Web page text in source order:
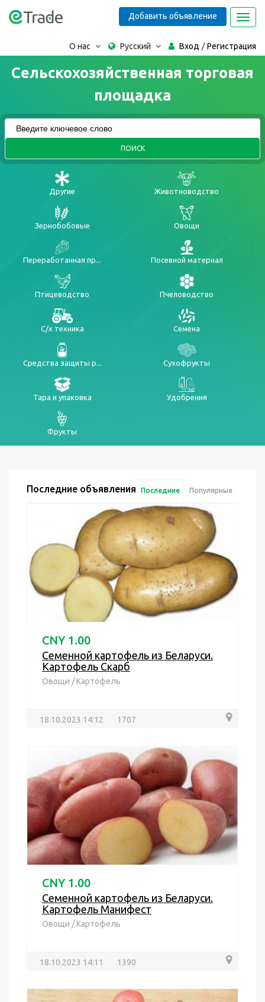
О нас
Русский Вход Регистрация
Добавить объявление
Сельскохозяйственная торговая
площадка
ПОИСК
Другие Животноводство
Зернобобовые Овощи
Переработанная пр... Посевной материал
Птицеводство Пчеловодство
С/х техника Семена
Средства защиты р... Сухофрукты
Тара и упаковка Удобрения
Фрукты
Последние объявления Последние Популярные
CNY 1.00
Семенной картофель из Беларуси.
Картофель Скарб
Овощи /Картофель
18.10.2023 14:12 1707
CNY 1.00
Семенной картофель из Беларуси.
Картофель Манифест
Овощи /Картофель
18.10.2023 14:11 1390